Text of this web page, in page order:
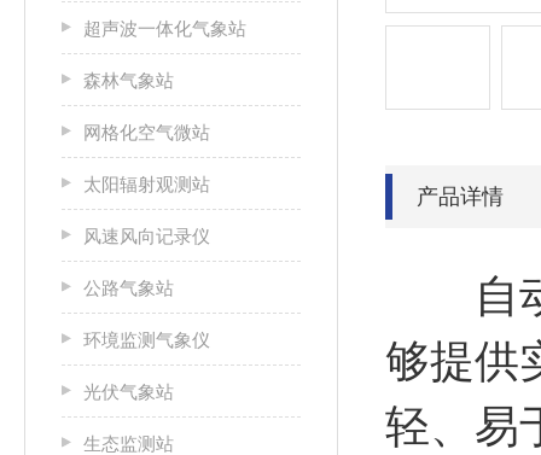
超声波一体化气象站
森林气象站
网格化空气微站
太阳辐射观测站
风速风向记录仪
公路气象站
环境监测气象仪
光伏气象站
生态监测站
产品详情
自
够提供
轻、易